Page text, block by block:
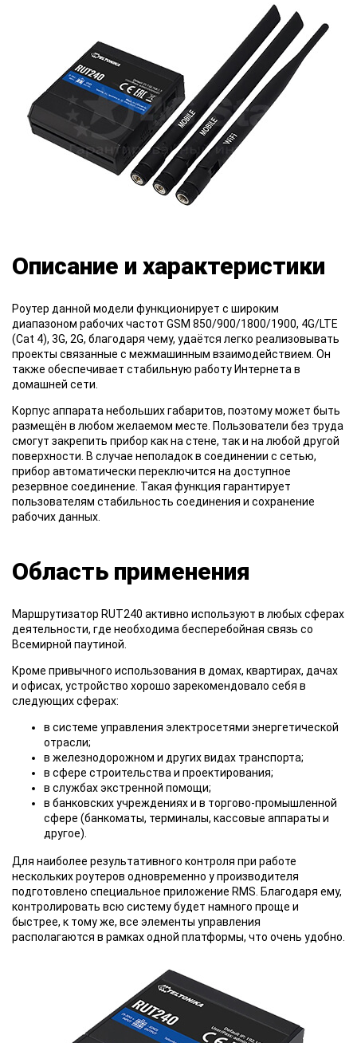
Описание и характеристики
Роутер данной модели функционирует с широким
диапазоном рабочих частот GSM 850/900/1800/1900, 4G/LTE
(Cat 4), 3G, 2G, благодаря чему, удаётся легко реализовывать
проекты связанные с межмашинным взаимодействием. Он
также обеспечивает стабильную работу Интернета в
домашней сети.
Корпус аппарата небольших габаритов, поэтому может быть
размещён в любом желаемом месте. Пользователи без труда
смогут закрепить прибор как на стене, так и на любой другой
поверхности. В случае неполадок в соединении с сетью,
прибор автоматически переключится на доступное
резервное соединение. Такая функция гарантирует
пользователям стабильность соединения и сохранение
рабочих данных.
Область применения
Маршрутизатор RUT240 активно используют в любых сферах
деятельности, где необходима бесперебойная связь со
Всемирной паутиной.
Кроме привычного использования в домах, квартирах, дачах
и офисах, устройство хорошо зарекомендовало себя в
следующих сферах:
в системе управления электросетями энергетической
отрасли;
в железнодорожном и других видах транспорта;
в сфере строительства и проектирования;
в службах экстренной помощи;
в банковских учреждениях и в торгово-промышленной
сфере (банкоматы, терминалы, кассовые аппараты и
другое).
Для наиболее результативного контроля при работе
нескольких роутеров одновременно у производителя
подготовлено специальное приложение RMS. Благодаря ему,
контролировать всю систему будет намного проще и
быстрее, к тому же, все элементы управления
располагаются в рамках одной платформы, что очень удобно.